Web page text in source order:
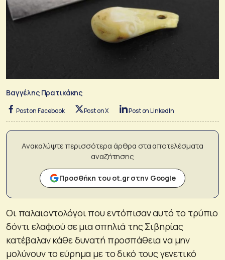
Βαγγέλης Πρατικάκης
Post on Facebook Post on X Post on LinkedIn
Ανακαλύψτε περισσότερα άρθρα στα αποτελέσματα
αναζήτησης
Προσθήκη του ot.gr στην Google
Οι παλαιοντολόγοι που εντόπισαν αυτό το τρύπιο
δόντι ελαφιού σε μια σπηλιά της Σιβηρίας
κατέβαλαν κάθε δυνατή προσπάθεια να μην
μολύνουν το εύρημα με το δικό τους γενετικό